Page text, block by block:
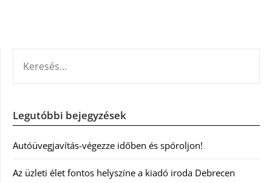
Legutóbbi bejegyzések
Autóüvegjavítás-végezze időben és spóroljon!
Az üzleti élet fontos helyszíne a kiadó iroda Debrecen